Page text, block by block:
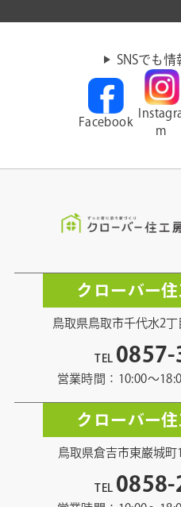
SNSでも情
Facebook
m
クローバー
鳥取県鳥取市千代水2丁
TEL 0857-
営業時間：10:00〜
クローバー
鳥取県倉吉市東巌城町
TEL 0858-